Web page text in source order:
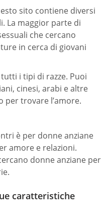
sito contiene diversi
La maggior parte di
che cercano
in cerca di giovani
i tipi di razze. Puoi
cinesi, arabi e altre
per trovare l’amore.
è per donne anziane
amore e relazioni.
donne anziane per
caratteristiche